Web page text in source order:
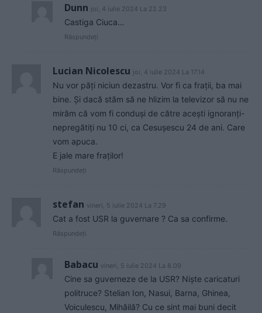
Dunn joi, 4 iulie 2024 La 22.23
Castiga Ciuca…
Răspundeți
Lucian Nicolescu joi, 4 iulie 2024 La 17.14
Nu vor păți niciun dezastru. Vor fi ca frații, ba mai
bine. Și dacă stăm să ne hlizim la televizor să nu ne
mirăm că vom fi conduși de către acești ignoranți-
nepregătiți nu 10 ci, ca Cesușescu 24 de ani. Care
vom apuca.
E jale mare fraților!
Răspundeți
stefan vineri, 5 iulie 2024 La 7.29
Cat a fost USR la guvernare ? Ca sa confirme.
Răspundeți
Babacu vineri, 5 iulie 2024 La 8.09
Cine sa guverneze de la USR? Niște caricaturi
politruce? Stelian Ion, Nasui, Barna, Ghinea,
Voiculescu, Mihăilă? Cu ce sint mai buni decit